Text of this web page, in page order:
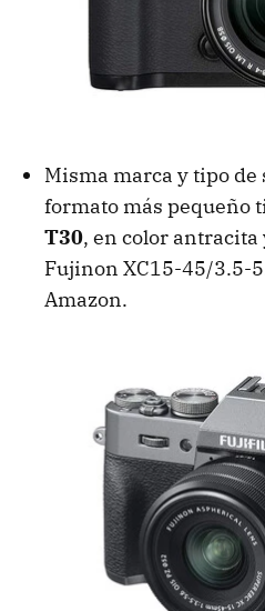
Misma marca y tipo de
formato más pequeño
T30, en color
Fujinon XC15-45/3.5-
Amazon.